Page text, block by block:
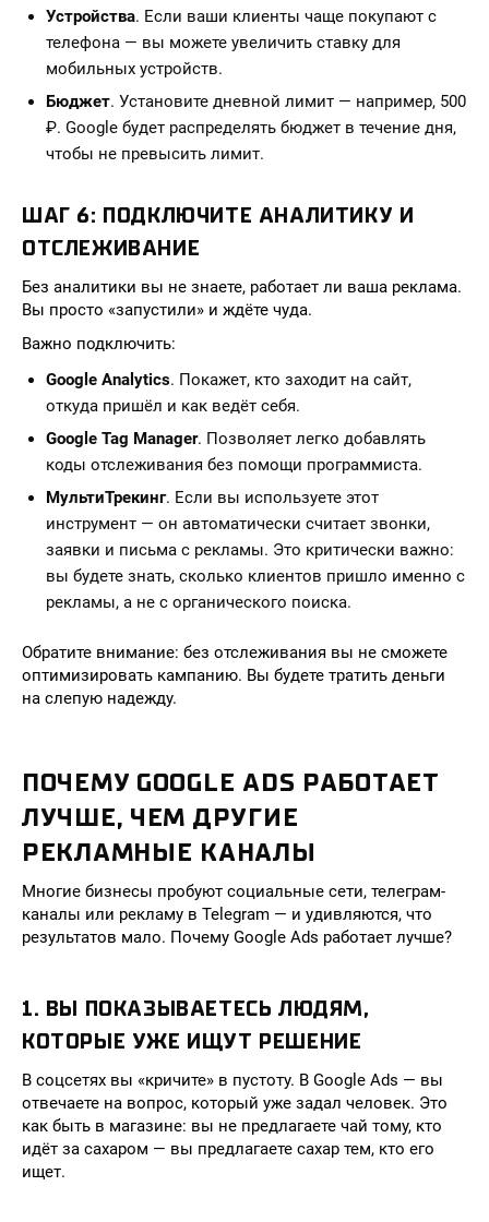
Устройства. Если ваши клиенты чаще покупают с
телефона — вы можете увеличить ставку для
мобильных устройств.
Бюджет. Установите дневной лимит — например, 500
₽. Google будет распределять бюджет в течение дня,
чтобы не превысить лимит.
ШАГ 6: ПОДКЛЮЧИТЕ АНАЛИТИКУ И
ОТСЛЕЖИВАНИЕ
Без аналитики вы не знаете, работает ли ваша реклама.
Вы просто «запустили» и ждёте чуда.
Важно подключить:
Google Analytics. Покажет, кто заходит на сайт,
откуда пришёл и как ведёт себя.
Google Tag Manager. Позволяет легко добавлять
коды отслеживания без помощи программиста.
МультиТрекинг. Если вы используете этот
инструмент — он автоматически считает звонки,
заявки и письма с рекламы. Это критически важно:
вы будете знать, сколько клиентов пришло именно с
рекламы, а не с органического поиска.
Обратите внимание: без отслеживания вы не сможете
оптимизировать кампанию. Вы будете тратить деньги
на слепую надежду.
ПОЧЕМУ GOOGLE ADS РАБОТАЕТ
ЛУЧШЕ, ЧЕМ ДРУГИЕ
РЕКЛАМНЫЕ КАНАЛЫ
Многие бизнесы пробуют социальные сети, телеграм-
каналы или рекламу в Telegram — и удивляются, что
результатов мало. Почему Google Ads работает лучше?
1. ВЫ ПОКАЗЫВАЕТЕСЬ ЛЮДЯМ,
КОТОРЫЕ УЖЕ ИЩУТ РЕШЕНИЕ
В соцсетях вы «кричите» в пустоту. В Google Ads — вы
отвечаете на вопрос, который уже задал человек. Это
как быть в магазине: вы не предлагаете чай тому, кто
идёт за сахаром — вы предлагаете сахар тем, кто его
ищет.